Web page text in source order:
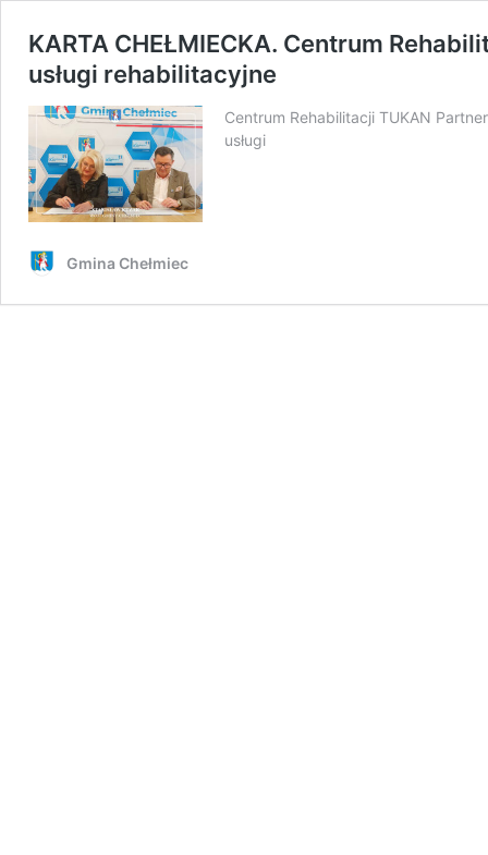
KARTA CHEŁMIECKA. Centrum
usługi rehabilitacyjne
Centrum Rehabilitacji TUKAN
usługi
Gmina Chełmiec